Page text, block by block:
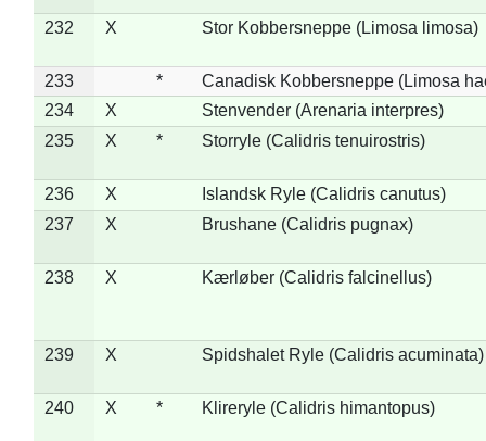
232 X Stor Kobbersneppe (Limosa limosa)
233 *
Canadisk Kobbersneppe (Limosa
234
X
Stenvender (Arenaria interpres)
235
X * Storryle (Calidris tenuirostris)
236 X
Islandsk Ryle (Calidris canutus)
237
X Brushane (Calidris pugnax)
238 X Kærløber (Calidris falcinellus)
239 X Spidshalet Ryle (Calidris acuminata)
240 X * Klireryle (Calidris himantopus)